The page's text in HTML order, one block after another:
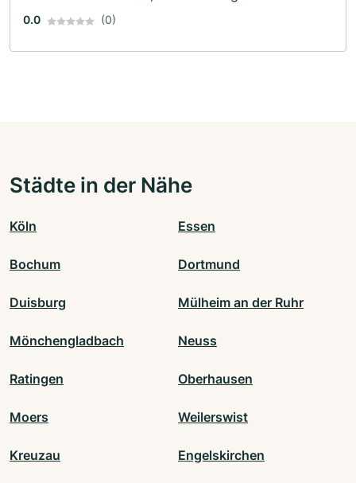
0.0 (0)
Städte in der Nähe
Köln Essen
Bochum Dortmund
Duisburg Mülheim an der Ruhr
Mönchengladbach Neuss
Ratingen Oberhausen
Moers Weilerswist
Kreuzau Engelskirchen